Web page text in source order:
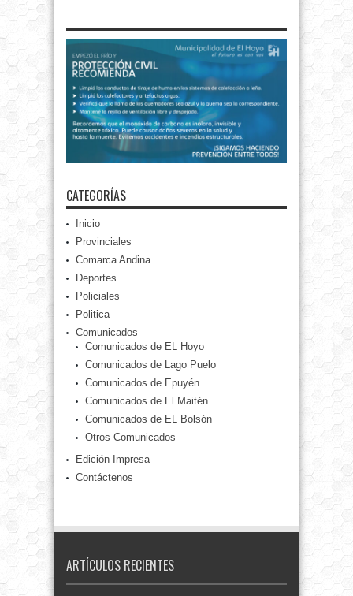
CATEGORÍAS
Inicio
Provinciales
Comarca Andina
Deportes
Policiales
Politica
Comunicados
Comunicados de EL Hoyo
Comunicados de Lago Puelo
Comunicados de Epuyén
Comunicados de El Maitén
Comunicados de EL Bolsón
Otros Comunicados
Edición Impresa
Contáctenos
ARTÍCULOS RECIENTES